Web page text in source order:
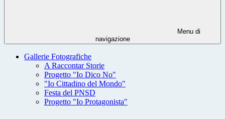
Menu di
navigazione
Gallerie Fotografiche
A Raccontar Storie
Progetto "Io Dico No"
"Io Cittadino del Mondo"
Festa del PNSD
Progetto "Io Protagonista"